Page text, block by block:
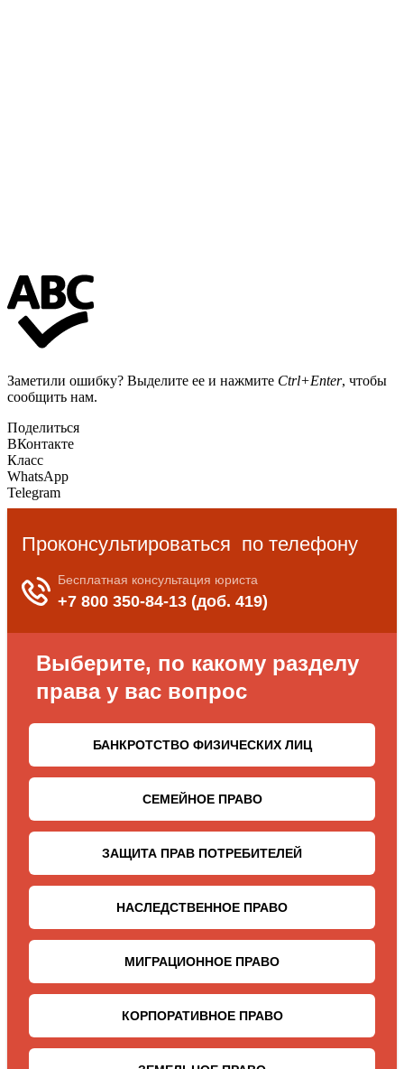
Заметили ошибку? Выделите ее и нажмите Ctrl+Enter, чтобы
сообщить нам.
Поделиться
ВКонтакте
Класс
WhatsApp
Telegram